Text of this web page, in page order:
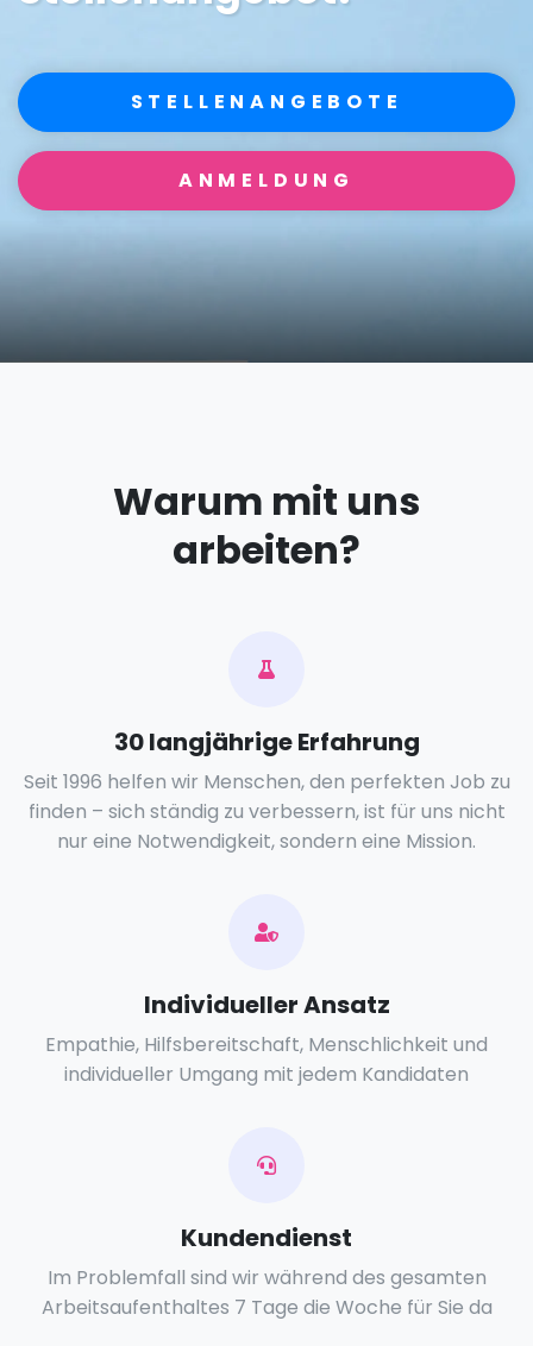
STELLENANGEBOTE
ANMELDUNG
Warum mit uns
arbeiten?
30 langjährige Erfahrung
Seit 1996 helfen wir Menschen, den perfekten Job zu
finden – sich ständig zu verbessern, ist für uns nicht
nur eine Notwendigkeit, sondern eine Mission.
Individueller Ansatz
Empathie, Hilfsbereitschaft, Menschlichkeit und
individueller Umgang mit jedem Kandidaten
Kundendienst
Im Problemfall sind wir während des gesamten
Arbeitsaufenthaltes 7 Tage die Woche für Sie da